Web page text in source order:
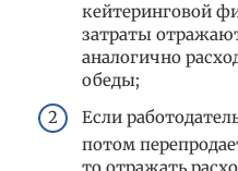
кейтеринговой
затраты
аналогично
обеды;
Если
потом